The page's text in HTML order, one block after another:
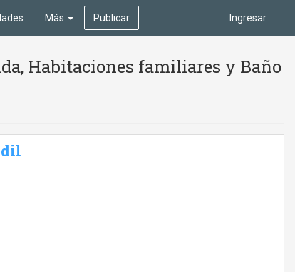
Ingresar
Más Publicar
Habitaciones familiares y Baño